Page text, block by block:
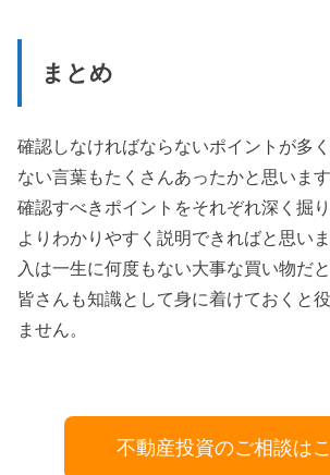
まとめ
確認しなければならないポイントが多
ない言葉もたくさんあったかと思いま
確認すべきポイントをそれぞれ深く掘
よりわかりやすく説明できればと思い
入は一生に何度もない大事な買い物だ
皆さんも知識として身に着けておくと
ません。
不動産投資のご相談は